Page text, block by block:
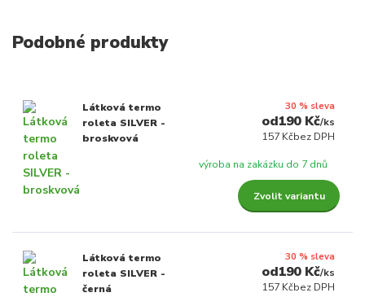
Podobné produkty
Látková termo
roleta SILVER -
broskvová
30 % sleva
190 Kč/ks
157 Kčbez DPH
výroba na zakázku do 7 dnů
Zvolit variantu
Látková termo
roleta SILVER -
černá
30 % sleva
190 Kč/ks
157 Kčbez DPH